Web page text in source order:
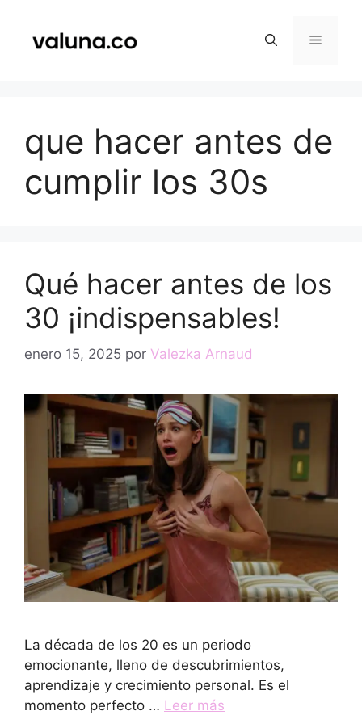
contenido
Menú
que hacer antes de
cumplir los 30s
Qué hacer antes de los
30 ¡indispensables!
enero 15, 2025 por Valezka Arnaud
La década de los 20 es un periodo
emocionante, lleno de descubrimientos,
aprendizaje y crecimiento personal. Es el
momento perfecto … Leer más